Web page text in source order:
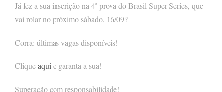
Já fez a sua inscrição na 4ª prova do Brasil Super Series, que
vai rolar no próximo sábado, 16/09?
Corra: últimas vagas disponíveis!
Cliqueaquie garanta a sua!
Superação com responsabilidade!